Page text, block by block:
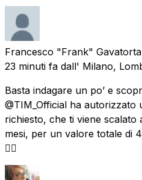
Francesco "Frank" Gavatorta
23 minuti fa dall' Milano,
Basta indagare un po’ e
@TIM_Official ha
richiesto, che ti viene scalato
mesi, per un valore totale di
👍🏾